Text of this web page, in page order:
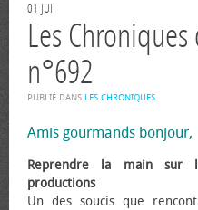
01 JUI
Les
n°692
PUBLIÉ DANS LES CHRONIQUES.
Amis gourmands bonjour,
Reprendre la main sur
productions
Un des soucis que